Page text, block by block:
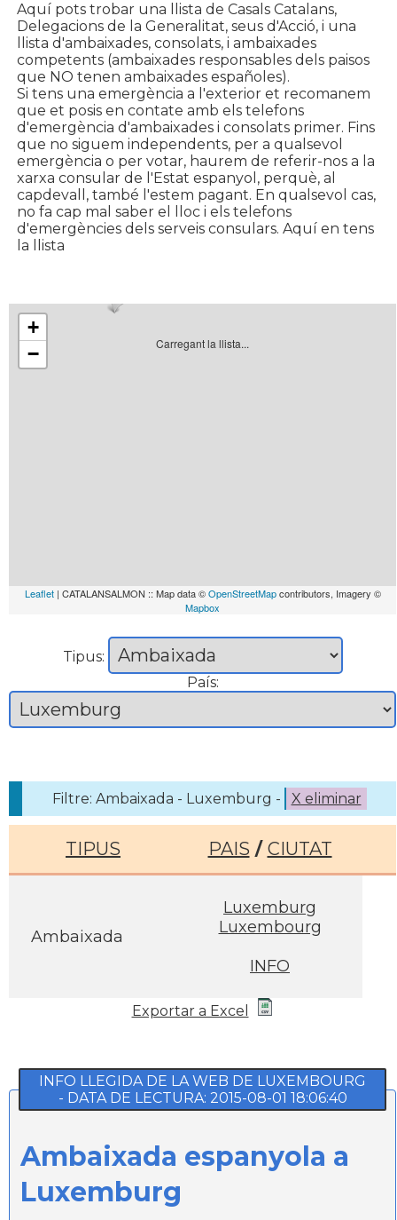
Aquí pots trobar una llista de Casals Catalans,
Delegacions de la Generalitat, seus d'Acció, i una
llista d'ambaixades, consolats, i ambaixades
competents (ambaixades responsables dels paisos
que NO tenen ambaixades españoles).
Si tens una emergència a l'exterior et recomanem
que et posis en contate amb els telefons
d'emergència d'ambaixades i consolats primer. Fins
que no siguem independents, per a qualsevol
emergència o per votar, haurem de referir-nos a la
xarxa consular de l'Estat espanyol, perquè, al
capdevall, també l'estem pagant. En qualsevol cas,
no fa cap mal saber el lloc i els telefons
d'emergències dels serveis consulars. Aquí en tens
la llista
Carregant la llista...
+
−
Leaflet| CATALANSALMON :: Map data ©OpenStreetMapcontributors, Imagery ©
Mapbox
Tipus:
País:
Filtre: Ambaixada - Luxemburg - X eliminar
TIPUS PAIS / CIUTAT
Ambaixada
Luxemburg
Luxembourg
INFO
Exportar a Excel
INFO LLEGIDA DE LA WEB DE LUXEMBOURG
- DATA DE LECTURA: 2015-08-01 18:06:40
Ambaixada espanyola a
Luxemburg